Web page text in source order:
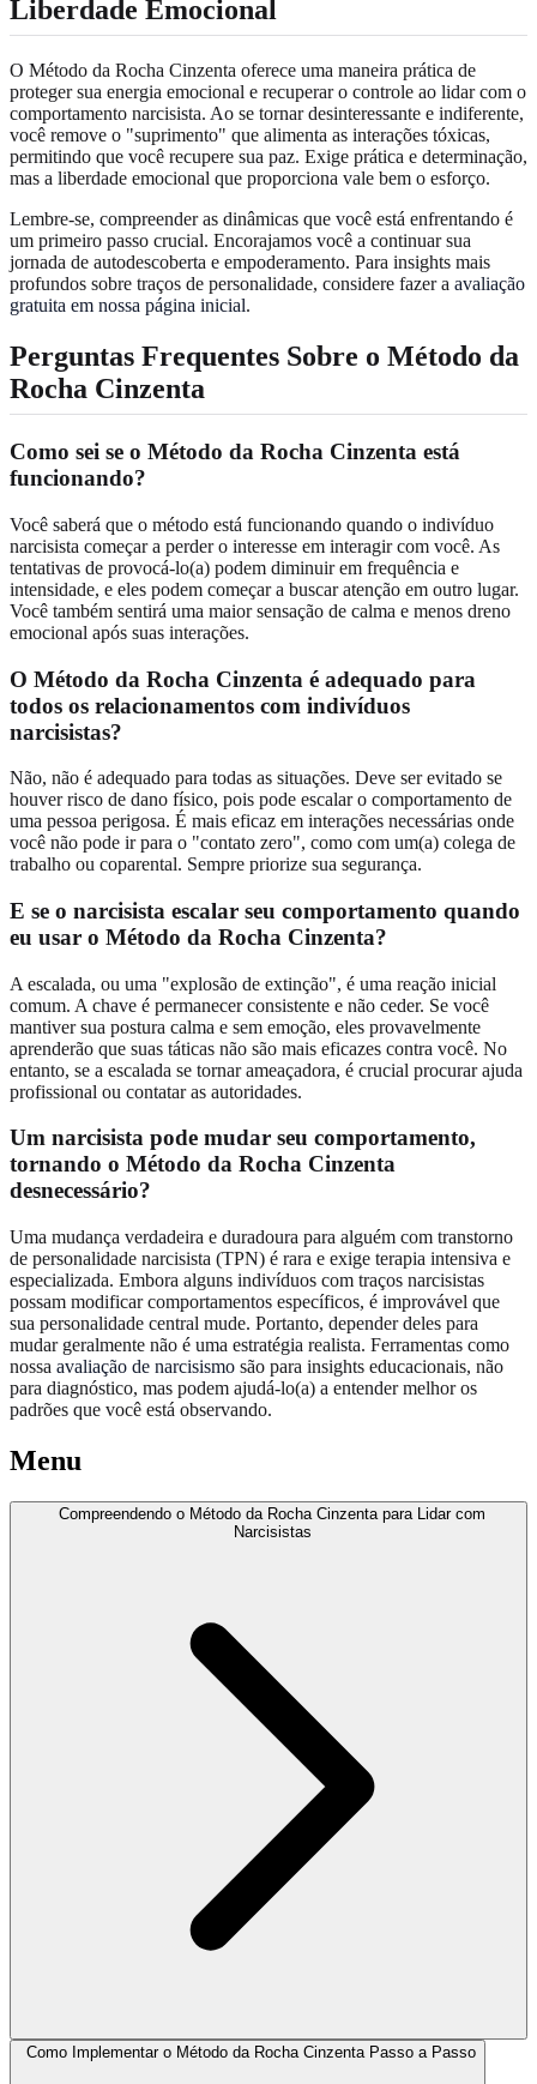
Liberdade Emocional
O Método da Rocha Cinzenta oferece uma maneira prática de
proteger sua energia emocional e recuperar o controle ao lidar com o
comportamento narcisista. Ao se tornar desinteressante e indiferente,
você remove o "suprimento" que alimenta as interações tóxicas,
permitindo que você recupere sua paz. Exige prática e determinação,
mas a liberdade emocional que proporciona vale bem o esforço.
Lembre-se, compreender as dinâmicas que você está enfrentando é
um primeiro passo crucial. Encorajamos você a continuar sua
jornada de autodescoberta e empoderamento. Para insights mais
profundos sobre traços de personalidade, considere fazer a avaliação
gratuita em nossa página inicial.
Perguntas Frequentes Sobre o Método da
Rocha Cinzenta
Como sei se o Método da Rocha Cinzenta está
funcionando?
Você saberá que o método está funcionando quando o indivíduo
narcisista começar a perder o interesse em interagir com você. As
tentativas de provocá-lo(a) podem diminuir em frequência e
intensidade, e eles podem começar a buscar atenção em outro lugar.
Você também sentirá uma maior sensação de calma e menos dreno
emocional após suas interações.
O Método da Rocha Cinzenta é adequado para
todos os relacionamentos com indivíduos
narcisistas?
Não, não é adequado para todas as situações. Deve ser evitado se
houver risco de dano físico, pois pode escalar o comportamento de
uma pessoa perigosa. É mais eficaz em interações necessárias onde
você não pode ir para o "contato zero", como com um(a) colega de
trabalho ou coparental. Sempre priorize sua segurança.
E se o narcisista escalar seu comportamento quando
eu usar o Método da Rocha Cinzenta?
A escalada, ou uma "explosão de extinção", é uma reação inicial
comum. A chave é permanecer consistente e não ceder. Se você
mantiver sua postura calma e sem emoção, eles provavelmente
aprenderão que suas táticas não são mais eficazes contra você. No
entanto, se a escalada se tornar ameaçadora, é crucial procurar ajuda
profissional ou contatar as autoridades.
Um narcisista pode mudar seu comportamento,
tornando o Método da Rocha Cinzenta
desnecessário?
Uma mudança verdadeira e duradoura para alguém com transtorno
de personalidade narcisista (TPN) é rara e exige terapia intensiva e
especializada. Embora alguns indivíduos com traços narcisistas
possam modificar comportamentos específicos, é improvável que
sua personalidade central mude. Portanto, depender deles para
mudar geralmente não é uma estratégia realista. Ferramentas como
nossa avaliação de narcisismo são para insights educacionais, não
para diagnóstico, mas podem ajudá-lo(a) a entender melhor os
padrões que você está observando.
Menu
Compreendendo o Método da Rocha Cinzenta para Lidar com
Narcisistas
Como Implementar o Método da Rocha Cinzenta Passo a Passo